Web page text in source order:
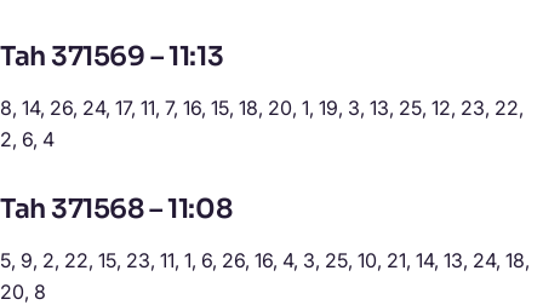
Tah 371569 – 11:13
8, 14, 26, 24, 17, 11, 7, 16, 15, 18, 20, 1, 19, 3, 13, 25, 12, 23, 22,
2, 6, 4
Tah 371568 – 11:08
5, 9, 2, 22, 15, 23, 11, 1, 6, 26, 16, 4, 3, 25, 10, 21, 14, 13, 24, 18,
20, 8